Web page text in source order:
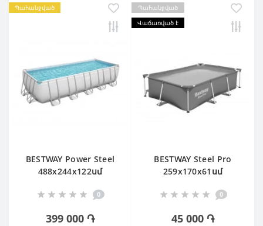
Պահանջված
BESTWAY Power Steel
488х244х122սմ
0
399 000 ֏
Պահանջված
Վաճառված է
BESTWAY Steel Pro
259х170х61սմ
0
45 000 ֏